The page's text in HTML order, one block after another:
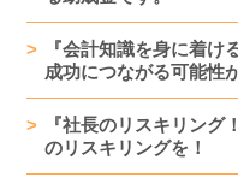
『会計知識を身に着
成功につながる可能性
『社長のリスキリン
のリスキリングを！